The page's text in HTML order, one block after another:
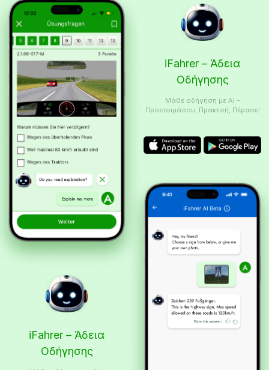
iFahrer – Άδεια
Οδήγησης
iFahrer – Άδεια
Οδήγησης
Μάθε οδήγηση με AI –
Προετοιμάσου, Πρακτική, Πέρασε!